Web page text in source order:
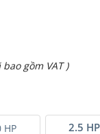
bao gồm VAT )
HP 2.5 HP